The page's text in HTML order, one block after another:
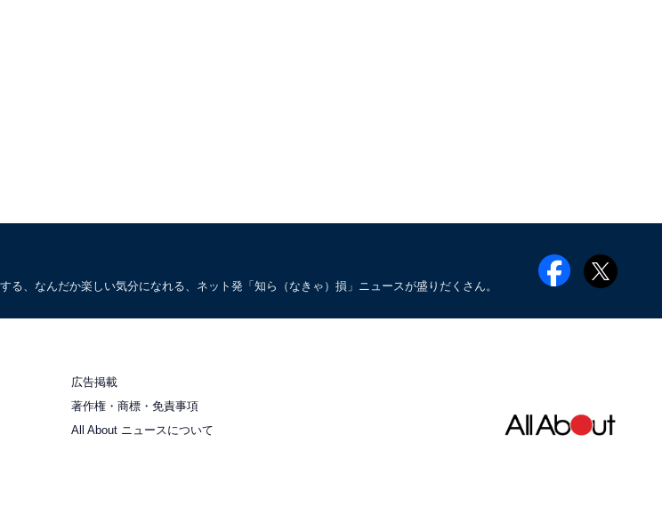
、なんだか楽しい気分になれる、ネット発「知ら（なきゃ）損」ニュースが盛りだくさん。
広告掲載
著作権・商標・免責事項
All About ニュースについて